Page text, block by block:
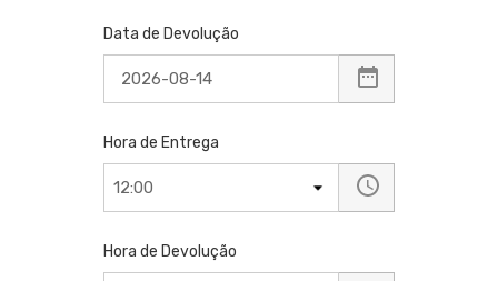
Data de Devolução
Hora de Entrega
Hora de Devolução